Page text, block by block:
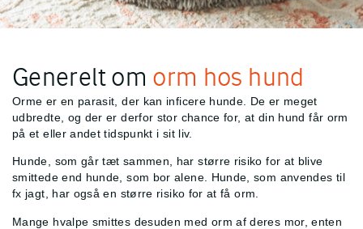
Generelt om orm hos hund
Orme er en parasit, der kan inficere hunde. De er meget
udbredte, og der er derfor stor chance for, at din hund får orm
på et eller andet tidspunkt i sit liv.
Hunde, som går tæt sammen, har større risiko for at blive
smittede end hunde, som bor alene. Hunde, som anvendes til
fx jagt, har også en større risiko for at få orm.
Mange hvalpe smittes desuden med orm af deres mor, enten